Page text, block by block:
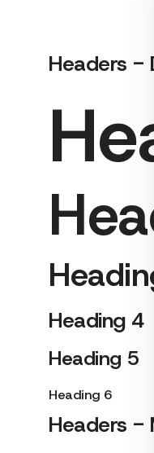
Headers -
Heading 4
Heading 5
Heading 6
Headers -